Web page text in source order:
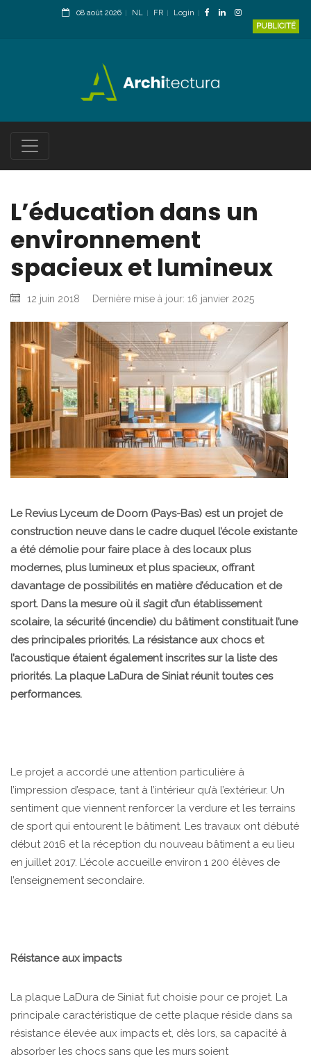
08 août 2026 NL FR
Login
PUBLICITÉ
L’éducation dans un
environnement
spacieux et lumineux
12 juin 2018 Dernière mise à jour: 16 janvier 2025
Le Revius Lyceum de Doorn (Pays-Bas) est un projet de
construction neuve dans le cadre duquel l’école existante
a été démolie pour faire place à des locaux plus
modernes, plus lumineux et plus spacieux, offrant
davantage de possibilités en matière d’éducation et de
sport. Dans la mesure où il s’agit d’un établissement
scolaire, la sécurité (incendie) du bâtiment constituait l’une
des principales priorités. La résistance aux chocs et
l’acoustique étaient également inscrites sur la liste des
priorités. La plaque LaDura de Siniat réunit toutes ces
performances.
Le projet a accordé une attention particulière à
l’impression d’espace, tant à l’intérieur qu’à l’extérieur. Un
sentiment que viennent renforcer la verdure et les terrains
de sport qui entourent le bâtiment. Les travaux ont débuté
début 2016 et la réception du nouveau bâtiment a eu lieu
en juillet 2017. L’école accueille environ 1 200 élèves de
l’enseignement secondaire.
Réistance aux impacts
La plaque LaDura de Siniat fut choisie pour ce projet. La
principale caractéristique de cette plaque réside dans sa
résistance élevée aux impacts et, dès lors, sa capacité à
absorber les chocs sans que les murs soient